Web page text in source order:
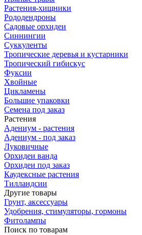
Растения-хищники
Рододендроны
Садовые орхидеи
Синнингии
Суккуленты
Тропические деревья и кустарники
Тропический гибискус
Фуксии
Хвойные
Цикламены
Большие упаковки
Семена под заказ
Растения
Адениум - растения
Адениум - под заказ
Луковичные
Орхидеи ванда
Орхидеи под заказ
Каудексные растения
Тилландсии
Другие товары
Грунт, аксессуары
Удобрения, стимуляторы, гормоны
Фитолампы
Поиск по товарам